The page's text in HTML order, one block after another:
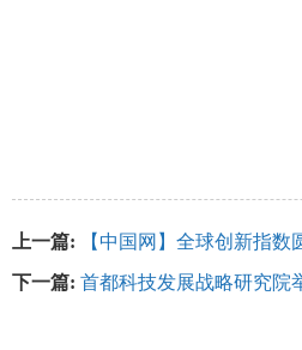
上一篇:
【中国网】全球创新指
下一篇: 首都科技发展战略研究院